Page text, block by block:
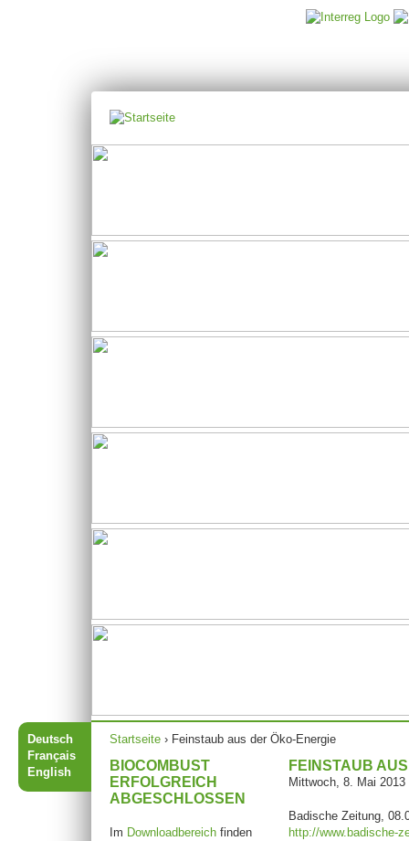
Sie sind hier
Startseite › Feinstaub aus der Öko-Energie
FEINSTAUB
Mittwoch, 8. Mai 2013
Badische Zeitung,
http://www.badische-
BIOCOMBUST
ERFOLGREICH
ABGESCHLOSSEN
Im Downloadbereich finden
Deutsch
Français
English